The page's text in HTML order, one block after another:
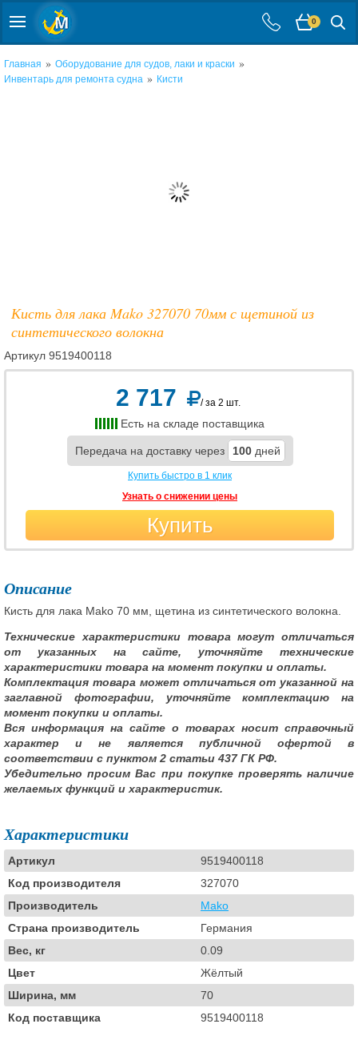
0
Главная » Оборудование для судов, лаки и краски »
Инвентарь для ремонта судна » Кисти
Кисть для лака Mako 327070 70мм с щетиной из
синтетического волокна
Артикул 9519400118
2 717 / за 2 шт.
Есть на складе поставщика
Передача на доставку через 100 дней
Купить быстро в 1 клик
Узнать о снижении цены
Купить
Описание
Кисть для лака Mako 70 мм, щетина из синтетического волокна.
Технические характеристики товара могут отличаться
от указанных на сайте, уточняйте технические
характеристики товара на момент покупки и оплаты.
Комплектация товара может отличаться от указанной на
заглавной фотографии, уточняйте комплектацию на
момент покупки и оплаты.
Вся информация на сайте о товарах носит справочный
характер и не является публичной офертой в
соответствии с пунктом 2 статьи 437 ГК РФ.
Убедительно просим Вас при покупке проверять наличие
желаемых функций и характеристик.
Характеристики
Артикул
9519400118
Код производителя
327070
Производитель
Mako
Страна производитель
Германия
Вес, кг
0.09
Цвет
Жёлтый
Ширина, мм
70
Код поставщика
9519400118